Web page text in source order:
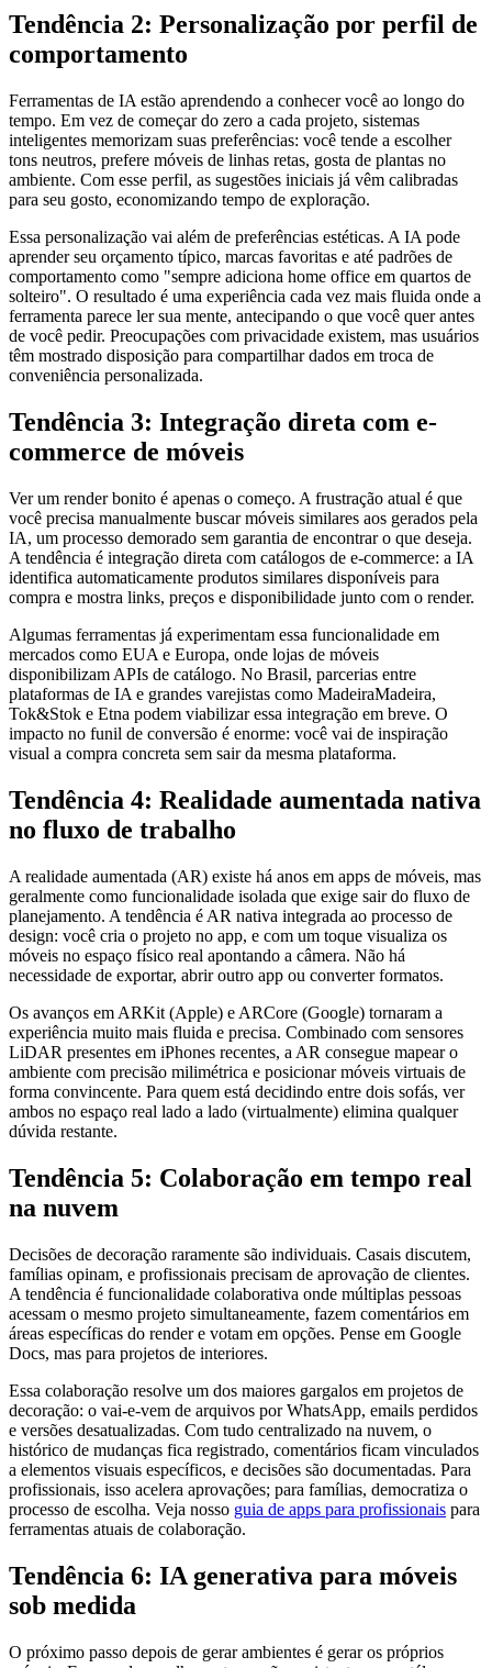
Tendência 2: Personalização por perfil de
comportamento
Ferramentas de IA estão aprendendo a conhecer você ao longo do
tempo. Em vez de começar do zero a cada projeto, sistemas
inteligentes memorizam suas preferências: você tende a escolher
tons neutros, prefere móveis de linhas retas, gosta de plantas no
ambiente. Com esse perfil, as sugestões iniciais já vêm calibradas
para seu gosto, economizando tempo de exploração.
Essa personalização vai além de preferências estéticas. A IA pode
aprender seu orçamento típico, marcas favoritas e até padrões de
comportamento como "sempre adiciona home office em quartos de
solteiro". O resultado é uma experiência cada vez mais fluida onde a
ferramenta parece ler sua mente, antecipando o que você quer antes
de você pedir. Preocupações com privacidade existem, mas usuários
têm mostrado disposição para compartilhar dados em troca de
conveniência personalizada.
Tendência 3: Integração direta com e-
commerce de móveis
Ver um render bonito é apenas o começo. A frustração atual é que
você precisa manualmente buscar móveis similares aos gerados pela
IA, um processo demorado sem garantia de encontrar o que deseja.
A tendência é integração direta com catálogos de e-commerce: a IA
identifica automaticamente produtos similares disponíveis para
compra e mostra links, preços e disponibilidade junto com o render.
Algumas ferramentas já experimentam essa funcionalidade em
mercados como EUA e Europa, onde lojas de móveis
disponibilizam APIs de catálogo. No Brasil, parcerias entre
plataformas de IA e grandes varejistas como MadeiraMadeira,
Tok&Stok e Etna podem viabilizar essa integração em breve. O
impacto no funil de conversão é enorme: você vai de inspiração
visual a compra concreta sem sair da mesma plataforma.
Tendência 4: Realidade aumentada nativa
no fluxo de trabalho
A realidade aumentada (AR) existe há anos em apps de móveis, mas
geralmente como funcionalidade isolada que exige sair do fluxo de
planejamento. A tendência é AR nativa integrada ao processo de
design: você cria o projeto no app, e com um toque visualiza os
móveis no espaço físico real apontando a câmera. Não há
necessidade de exportar, abrir outro app ou converter formatos.
Os avanços em ARKit (Apple) e ARCore (Google) tornaram a
experiência muito mais fluida e precisa. Combinado com sensores
LiDAR presentes em iPhones recentes, a AR consegue mapear o
ambiente com precisão milimétrica e posicionar móveis virtuais de
forma convincente. Para quem está decidindo entre dois sofás, ver
ambos no espaço real lado a lado (virtualmente) elimina qualquer
dúvida restante.
Tendência 5: Colaboração em tempo real
na nuvem
Decisões de decoração raramente são individuais. Casais discutem,
famílias opinam, e profissionais precisam de aprovação de clientes.
A tendência é funcionalidade colaborativa onde múltiplas pessoas
acessam o mesmo projeto simultaneamente, fazem comentários em
áreas específicas do render e votam em opções. Pense em Google
Docs, mas para projetos de interiores.
Essa colaboração resolve um dos maiores gargalos em projetos de
decoração: o vai-e-vem de arquivos por WhatsApp, emails perdidos
e versões desatualizadas. Com tudo centralizado na nuvem, o
histórico de mudanças fica registrado, comentários ficam vinculados
a elementos visuais específicos, e decisões são documentadas. Para
profissionais, isso acelera aprovações; para famílias, democratiza o
processo de escolha. Veja nosso guia de apps para profissionais para
ferramentas atuais de colaboração.
Tendência 6: IA generativa para móveis
sob medida
O próximo passo depois de gerar ambientes é gerar os próprios